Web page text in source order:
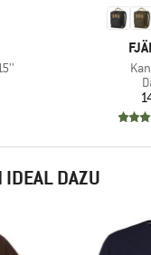
IDEAL DAZU